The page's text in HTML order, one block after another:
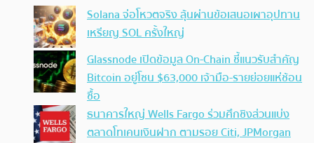
Solana จ่อโหวตจริง ลุ้นผ่านข้อเสนอเผาอุปทาน
เหรียญ SOL ครั้งใหญ่
Glassnode เปิดข้อมูล On-Chain ชี้แนวรับสำคัญ
Bitcoin อยู่โซน $63,000 เจ้ามือ-รายย่อยแห่ช้อน
ซื้อ
ธนาคารใหญ่ Wells Fargo ร่วมศึกชิงส่วนแบ่ง
ตลาดโทเคนเงินฝาก ตามรอย Citi, JPMorgan